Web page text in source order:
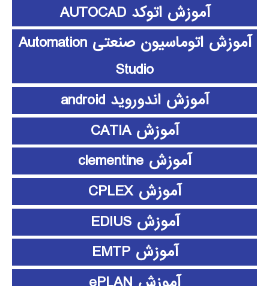
آموزش اتوکد AUTOCAD
آموزش اتوماسیون صنعتی Automation
Studio
آموزش اندوروید android
آموزش CATIA
آموزش clementine
آموزش CPLEX
آموزش EDIUS
آموزش EMTP